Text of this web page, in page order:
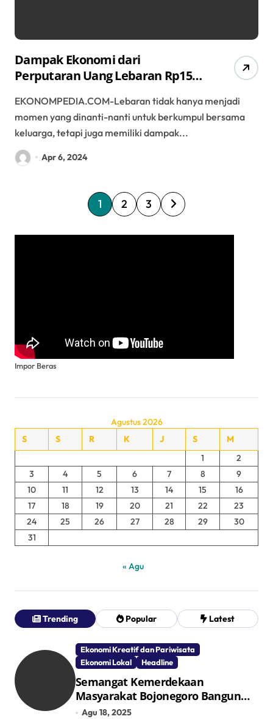
Dampak Ekonomi dari
Perputaran Uang Lebaran Rp157
EKONOMPEDIA.COM-Lebaran tidak hanya menjadi
momen yang dinanti-nanti untuk berkumpul bersama
keluarga, tetapi juga memiliki dampak...
Apr 6, 2024
P
a
s
p
o
s
1 2 3
Impor Beras
Agustus 2026
S
S R K J S
M
1
2
3
4 5 6 7 8
9
10
11 12 13 14 15
16
17
18 19 20 21 22
23
24
25 26 27 28 29
30
31
« Agu
Trending Popular Latest
Ekonomi Kreatif dan Pariwisata
Ekonomi Lokal
Headline
Semangat Kemerdekaan
Masyarakat Bojonegoro Bangun
Desa Mandiri Ekonomi
Agu 18, 2025